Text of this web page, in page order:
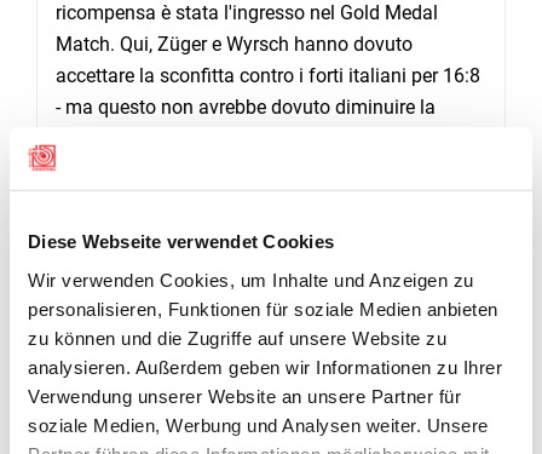
Diese Webseite verwendet Cookies
Wir verwenden Cookies, um Inhalte und Anzeigen zu
personalisieren, Funktionen für soziale Medien anbieten
zu können und die Zugriffe auf unsere Website zu
analysieren. Außerdem geben wir Informationen zu Ihrer
Verwendung unserer Website an unsere Partner für
soziale Medien, Werbung und Analysen weiter. Unsere
ricompensa è stata l'ingresso nel Gold Medal
Match. Qui, Züger e Wyrsch hanno dovuto
accettare la sconfitta contro i forti italiani per 16:8
- ma questo non avrebbe dovuto diminuire la
622,3 punti.
RESULTATE
Pistole 10m Männer Qualifikation